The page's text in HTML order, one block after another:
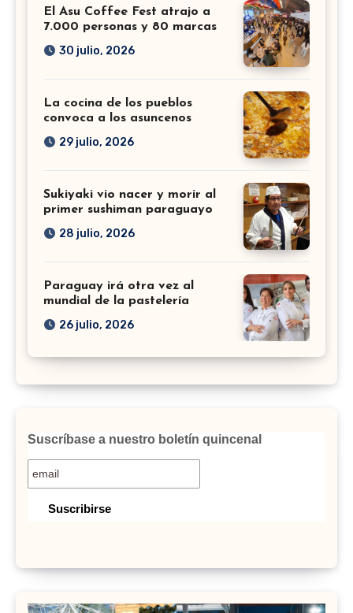
El Asu Coffee Fest atrajo a
7.000 personas y 80 marcas
30 julio, 2026
La cocina de los pueblos
convoca a los asuncenos
29 julio, 2026
Sukiyaki vio nacer y morir al
primer sushiman paraguayo
28 julio, 2026
Paraguay irá otra vez al
mundial de la pastelería
26 julio, 2026
Suscríbase a nuestro boletín quincenal